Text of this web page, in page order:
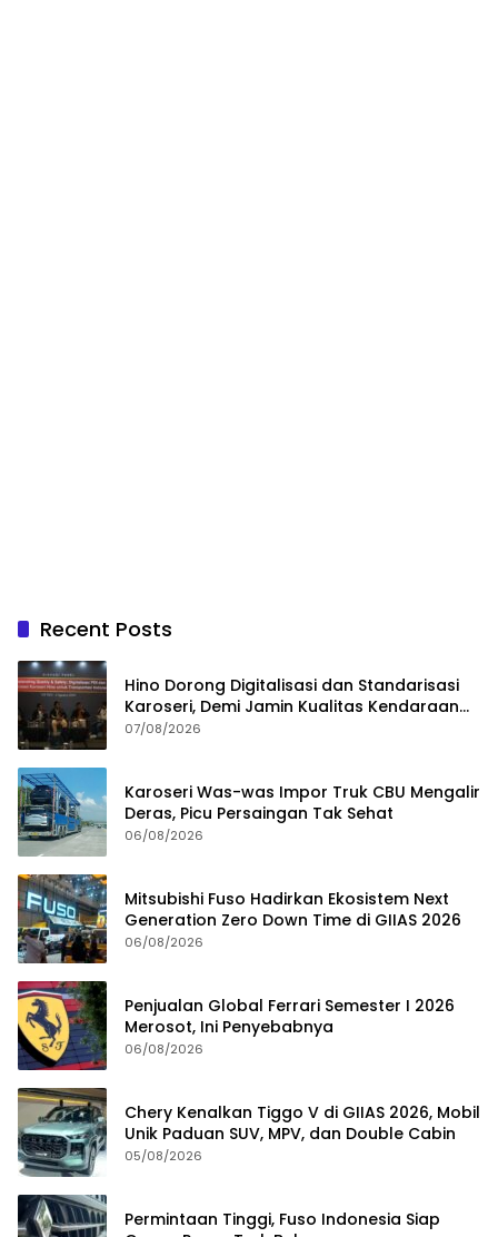
Recent Posts
Hino Dorong Digitalisasi dan Standarisasi
Karoseri, Demi Jamin Kualitas Kendaraan
Pelanggan
07/08/2026
Karoseri Was-was Impor Truk CBU Mengalir
Deras, Picu Persaingan Tak Sehat
06/08/2026
Mitsubishi Fuso Hadirkan Ekosistem Next
Generation Zero Down Time di GIIAS 2026
06/08/2026
Penjualan Global Ferrari Semester I 2026
Merosot, Ini Penyebabnya
06/08/2026
Chery Kenalkan Tiggo V di GIIAS 2026, Mobil
Unik Paduan SUV, MPV, dan Double Cabin
05/08/2026
Permintaan Tinggi, Fuso Indonesia Siap